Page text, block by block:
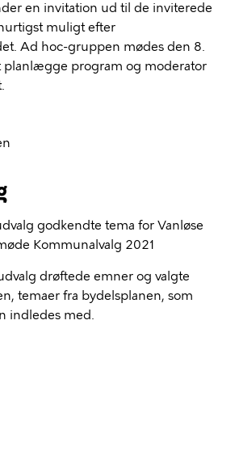
en invitation ud til de inviterede
muligt efter
Ad hoc-gruppen mødes den 8.
planlægge program og moderator
godkendte tema for Vanløse
Kommunalvalg 2021
drøftede emner og valgte
temaer fra bydelsplanen, som
indledes med.